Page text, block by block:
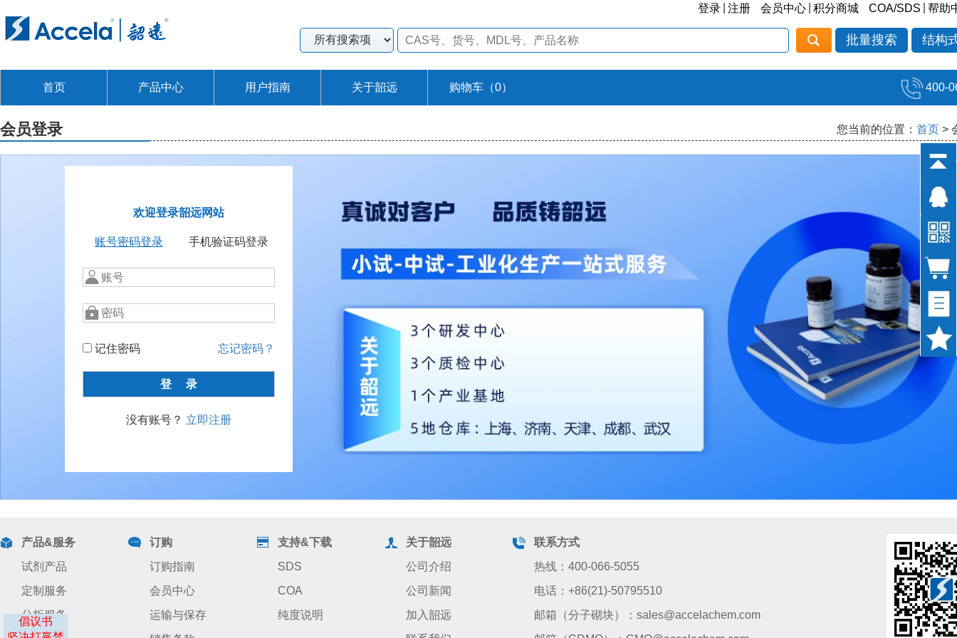
登录 注册 会员中心 积分商城 COA/SDS 帮助
批量搜索 结构
首页 产品中心 用户指南 关于韶远 购物车（0） 400-
倡议书
会员登录 您当前的位置： 首页 >
欢迎登录韶远网站
账号密码登录 手机验证码登录
记住密码 忘记密码？
没有账号？ 立即注册
产品&服务
试剂产品
定制服务
分析服务
订购
订购指南
会员中心
运输与保存
支持&下载
SDS
COA
纯度说明
关于韶远
公司介绍
公司新闻
加入韶远
联系方式
热线：400-066-5055
电话：+86(21)-50795510
邮箱（分子砌块）：sales@accelachem.com